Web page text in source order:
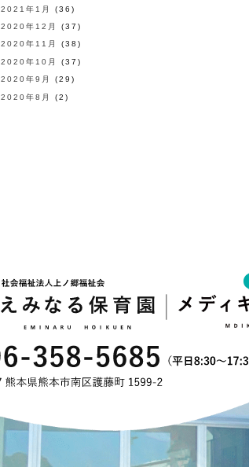
2021年1月 (36)
2020年12月 (37)
2020年11月 (38)
2020年10月 (37)
2020年9月 (29)
2020年8月 (2)